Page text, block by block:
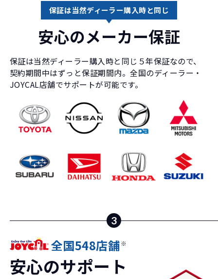
もちろん、その人によりますが、最新型
車に常に乗り続けられるのは気持ちよ
く、人にも自慢できます！
保証は当然ディーラー購入時と同じ
安心のメーカー保証
保証は当然ディーラー購入時と同じ５年保証なので、
契約期間中はずっと保証期間内。全国のディーラー・
JOYCAL店舗でサポートが可能です。
3
全国548店舗※
安心のサポート